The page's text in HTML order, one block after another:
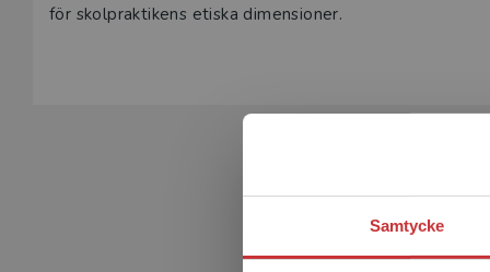
Samtycke
för skolpraktikens etiska dimensioner.